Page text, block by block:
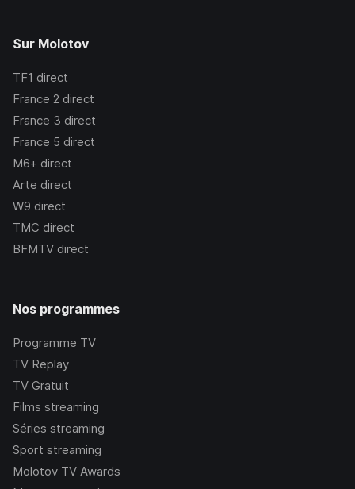
Sur Molotov
TF1 direct
France 2 direct
France 3 direct
France 5 direct
M6+ direct
Arte direct
W9 direct
TMC direct
BFMTV direct
Nos programmes
Programme TV
TV Replay
TV Gratuit
Films streaming
Séries streaming
Sport streaming
Molotov TV Awards